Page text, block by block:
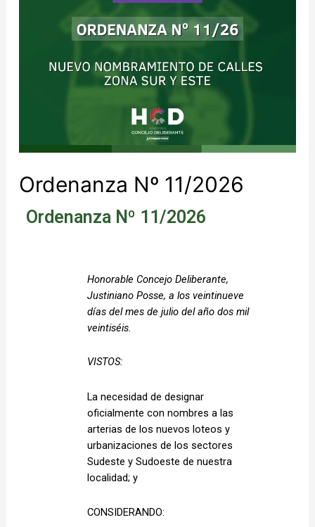
Ordenanza Nº 11/2026
Ordenanza Nº 11/2026
Honorable Concejo Deliberante,
Justiniano Posse, a los veintinueve
días del mes de julio del año dos mil
veintiséis.
VISTOS:
La necesidad de designar
oficialmente con nombres a las
arterias de los nuevos loteos y
urbanizaciones de los sectores
Sudeste y Sudoeste de nuestra
localidad; y
CONSIDERANDO: